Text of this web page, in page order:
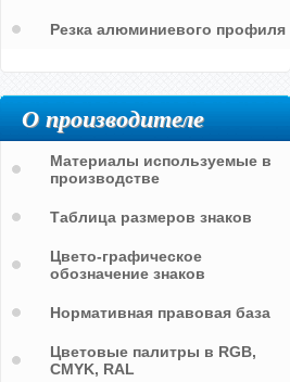
Резка алюминиевого профиля
О производителе
Материалы используемые в
производстве
Таблица размеров знаков
Цвето-графическое
обозначение знаков
Нормативная правовая база
Цветовые палитры в RGB,
CMYK, RAL